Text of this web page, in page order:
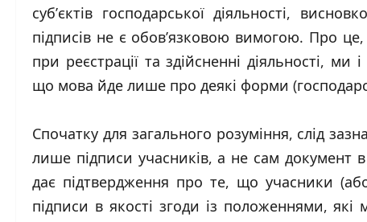
суб’єктів господарської діяльності,
підписів не є обов’язковою вимогою. Про
при реєстрації та здійсненні діяльності,
що мова йде лише про деякі форми
Спочатку для загального розуміння, слід
лише підписи учасників, а не сам документ
дає підтвердження про те, що учасники
підписи в якості згоди із положеннями, які